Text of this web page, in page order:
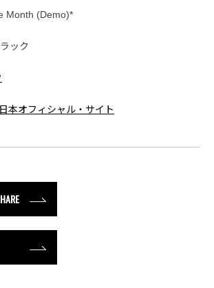
Month (Demo)*
ック
本オフィシャル・サイト